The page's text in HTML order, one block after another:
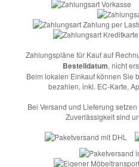
Zahlungspläne für Kauf auf
Bestelldatum, nicht
Beim lokalen Einkauf können Sie
bezahlen, inkl. EC-Karte,
Bei Versand und Lieferung
Zuverlässigkeit sind